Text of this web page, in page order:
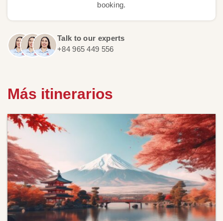
booking.
Talk to our experts
+84 965 449 556
Más itinerarios